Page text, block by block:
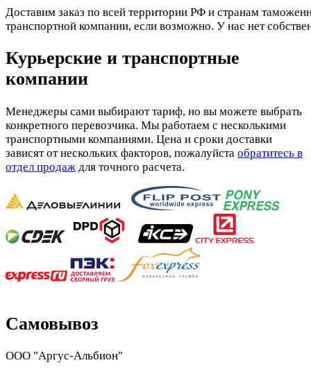
Доставим заказ по всей территории РФ и странам
транспортной компании, если возможно. У нас нет
Курьерские и транспортные
компании
Менеджеры сами выбирают тариф, но вы можете выбрать
конкретного перевозчика. Мы работаем с несколькими
транспортными компаниями. Цена и сроки доставки
зависят от нескольких факторов, пожалуйста обратитесь в
отдел продаж для точного расчета.
Самовывоз
ООО "Аргус-Альбион"